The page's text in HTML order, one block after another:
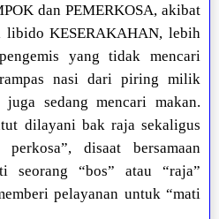
dan PEMERKOSA, akibat
libido KESERAKAHAN, lebih
yang tidak mencari
nasi dari piring milik
sedang mencari makan.
dilayani bak raja sekaligus
disaat bersamaan
seorang “bos” atau “raja”
pelayanan untuk “mati